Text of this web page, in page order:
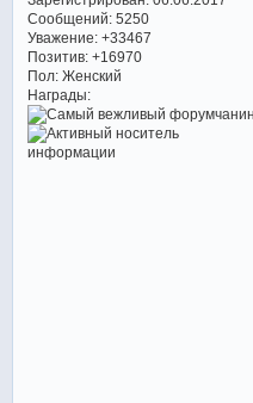
Сообщений:5250
Уважение: +33467
Позитив: +16970
Пол:Женский
Награды: